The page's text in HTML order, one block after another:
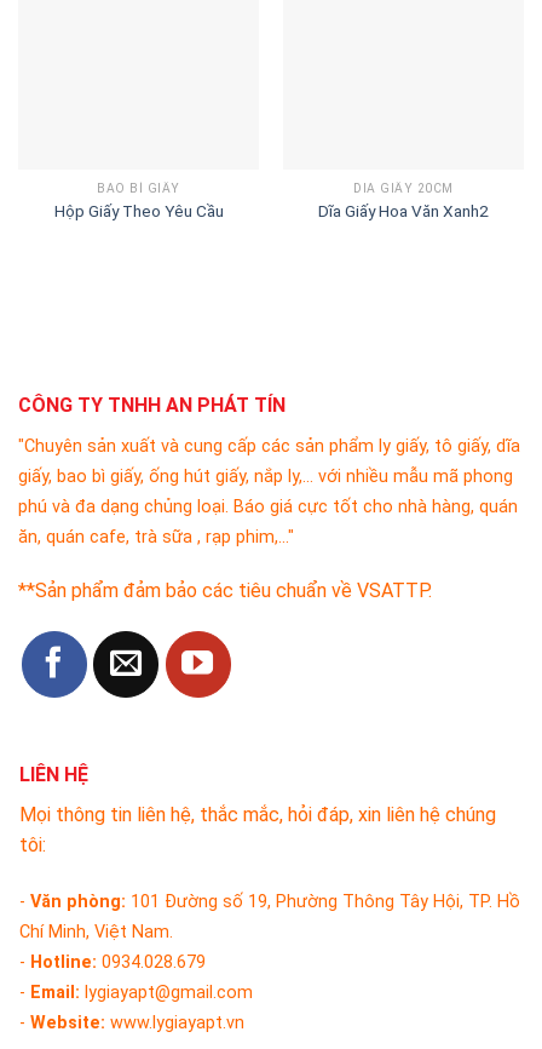
BAO BÌ GIẤY
Hộp Giấy Theo Yêu Cầu
DĨA GIẤY 20CM
Dĩa Giấy Hoa Văn Xanh2
CÔNG TY TNHH AN PHÁT TÍN
"Chuyên sản xuất và cung cấp các sản phẩm ly giấy, tô giấy, dĩa
giấy, bao bì giấy, ống hút giấy, nắp ly,... với nhiều mẫu mã phong
phú và đa dạng chủng loại. Báo giá cực tốt cho nhà hàng, quán
ăn, quán cafe, trà sữa , rạp phim,..."
**Sản phẩm đảm bảo các tiêu chuẩn về VSATTP.
LIÊN HỆ
Mọi thông tin liên hệ, thắc mắc, hỏi đáp, xin liên hệ chúng
tôi:
- Văn phòng: 101 Đường số 19, Phường Thông Tây Hội, TP. Hồ
Chí Minh, Việt Nam.
- Hotline: 0934.028.679
- Email: lygiayapt@gmail.com
- Website: www.lygiayapt.vn